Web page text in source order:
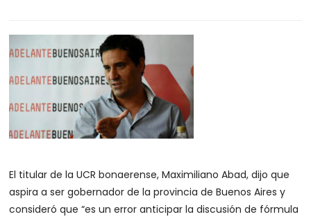
El titular de la UCR bonaerense, Maximiliano Abad, dijo que
aspira a ser gobernador de la provincia de Buenos Aires y
consideró que “es un error anticipar la discusión de fórmula